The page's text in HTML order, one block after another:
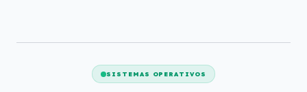
SISTEMAS OPERATIVOS